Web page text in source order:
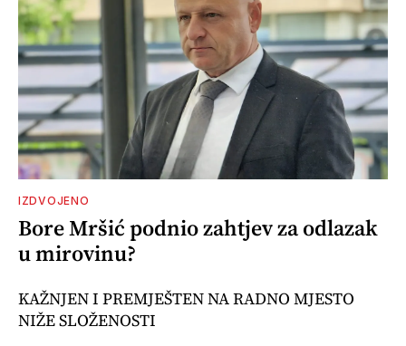
IZDVOJENO
Bore Mršić podnio zahtjev za odlazak
u mirovinu?
KAŽNJEN I PREMJEŠTEN NA RADNO MJESTO
NIŽE SLOŽENOSTI